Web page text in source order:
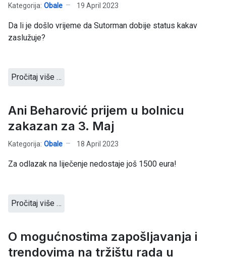
Kategorija: Obale 19 April 2023
Da li je došlo vrijeme da Sutorman dobije status kakav
zaslužuje?
Pročitaj više …
Ani Beharović prijem u bolnicu
zakazan za 3. Maj
Kategorija: Obale 18 April 2023
Za odlazak na liječenje nedostaje još 1500 eura!
Pročitaj više …
O mogućnostima zapošljavanja i
trendovima na tržištu rada u